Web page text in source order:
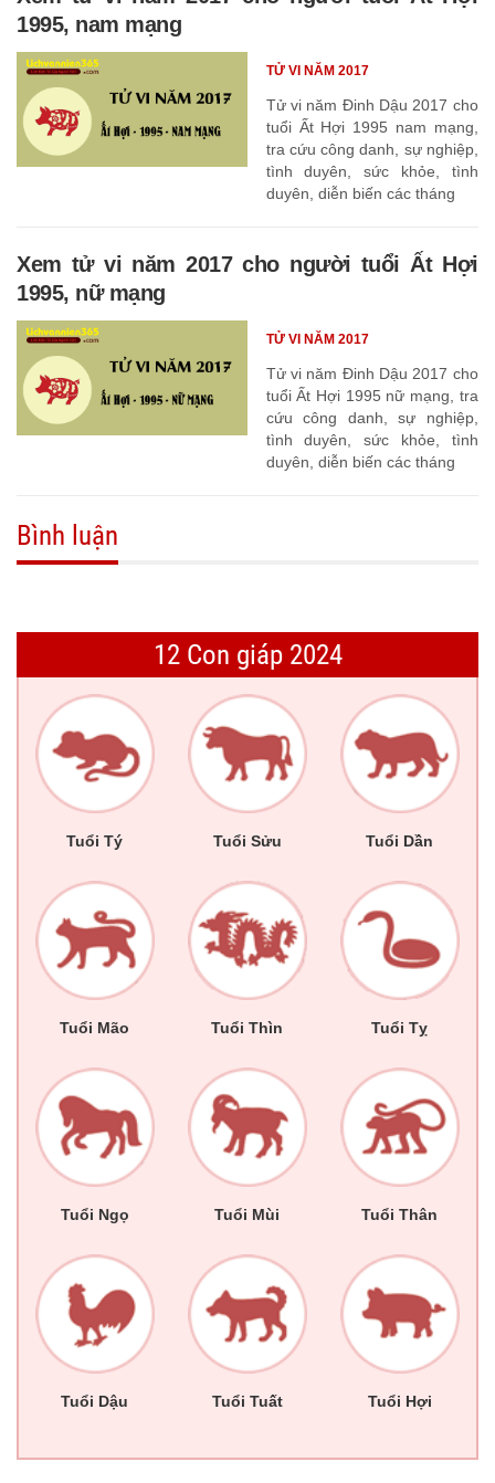
1995, nam mạng
Tử vi năm Đinh Dậu 2017 cho
tuổi Ất Hợi 1995 nam mạng,
tra cứu công danh, sự nghiệp,
tình duyên, sức khỏe, tình
duyên, diễn biến các tháng
TỬ VI NĂM 2017
Xem tử vi năm 2017 cho người tuổi Ất Hợi
1995, nữ mạng
Tử vi năm Đinh Dậu 2017 cho
tuổi Ất Hợi 1995 nữ mạng, tra
cứu công danh, sự nghiệp,
tình duyên, sức khỏe, tình
duyên, diễn biến các tháng
TỬ VI NĂM 2017
Bình luận
12 Con giáp 2024
Tuổi Tý Tuổi Sửu Tuổi Dần
Tuổi Mão Tuổi Thìn Tuổi Tỵ
Tuổi Ngọ Tuổi Mùi Tuổi Thân
Tuổi Dậu Tuổi Tuất Tuổi Hợi